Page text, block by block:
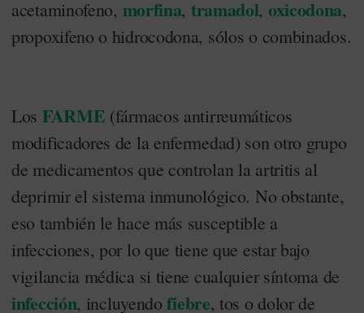
acetaminofeno, morfina, tramadol, oxicodona,
propoxifeno o hidrocodona, sólos o combinados.
Los FARME (fármacos antirreumáticos
modificadores de la enfermedad) son otro grupo
de medicamentos que controlan la artritis al
deprimir el sistema inmunológico. No obstante,
eso también le hace más susceptible a
infecciones, por lo que tiene que estar bajo
vigilancia médica si tiene cualquier síntoma de
infección, incluyendofiebre, tos o dolor de